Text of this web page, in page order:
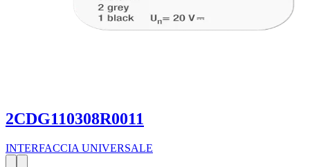
2CDG110308R0011
INTERFACCIA UNIVERSALE